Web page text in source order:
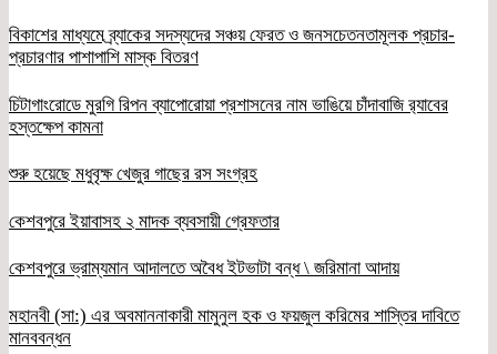
বিকাশের মাধ্যমে ব্র্যাকের সদস্যদের সঞ্চয় ফেরত ও জনসচেতনতামূলক প্রচার-
প্রচারণার পাশাপাশি মাস্ক বিতরণ
চিটাগাংরোডে মুরগি রিপন ব্যাপোরোয়া প্রশাসনের নাম ভাঙিয়ে চাঁদাবাজি র‌্যাবের
হস্তক্ষেপ কামনা
শুরু হয়েছে মধুবৃক্ষ খেজুর গাছের রস সংগ্রহ
কেশবপুরে ইয়াবাসহ ২ মাদক ব্যবসায়ী গ্রেফতার
কেশবপুরে ভ্রাম্যমান আদালতে অবৈধ ইটভাটা বন্ধ \ জরিমানা আদায়
মহানবী (সা:) এর অবমাননাকারী মামুনুল হক ও ফয়জুল করিমের শাস্তির দাবিতে
মানববন্ধন